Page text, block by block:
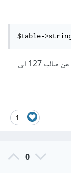
$table-
لأن TINYINT والذي يعتبر الأقل يقبل تخزين أعداد من سالب 127 الى
1
0